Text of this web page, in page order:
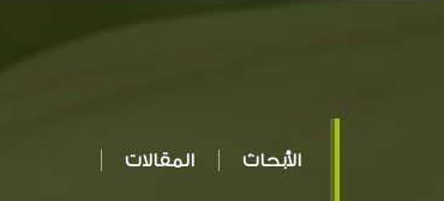
الأبحاث المقالات